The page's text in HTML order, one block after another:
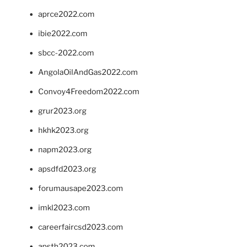
aprce2022.com
ibie2022.com
sbcc-2022.com
AngolaOilAndGas2022.com
Convoy4Freedom2022.com
grur2023.org
hkhk2023.org
napm2023.org
apsdfd2023.org
forumausape2023.com
imkl2023.com
careerfaircsd2023.com